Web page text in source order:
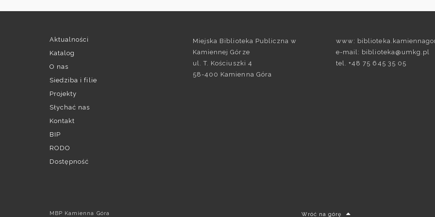
Aktualności
Katalog
O nas
Siedziba i filie
Projekty
Słychać nas
Kontakt
BIP
RODO
Dostępność
Miejska Biblioteka Publiczna w
Kamiennej Górze
ul. T. Kościuszki 4
58-400 Kamienna Góra
www:
e-mail: biblioteka@umkg.pl
tel. +48 75 645 35 05
MBP Kamienna Góra Wróć na górę